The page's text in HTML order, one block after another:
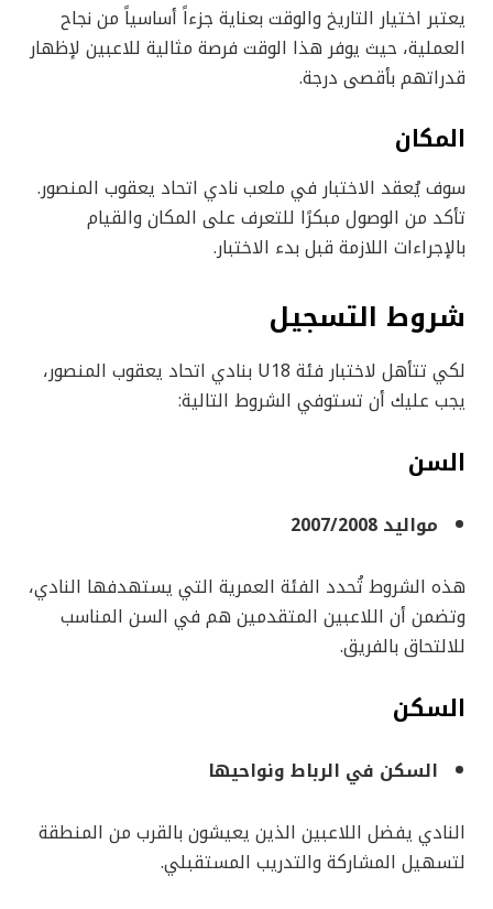
يعتبر اختيار التاريخ والوقت بعناية جزءاً أساسياً من نجاح
العملية، حيث يوفر هذا الوقت فرصة مثالية للاعبين لإظهار
قدراتهم بأقصى درجة.
المكان
سوف يُعقد الاختبار في ملعب نادي اتحاد يعقوب المنصور.
تأكد من الوصول مبكرًا للتعرف على المكان والقيام
بالإجراءات اللازمة قبل بدء الاختبار.
شروط التسجيل
لكي تتأهل لاختبار فئة U18 بنادي اتحاد يعقوب المنصور،
يجب عليك أن تستوفي الشروط التالية:
السن
مواليد 2007/2008
هذه الشروط تُحدد الفئة العمرية التي يستهدفها النادي،
وتضمن أن اللاعبين المتقدمين هم في السن المناسب
للالتحاق بالفريق.
السكن
السكن في الرباط ونواحيها
النادي يفضل اللاعبين الذين يعيشون بالقرب من المنطقة
لتسهيل المشاركة والتدريب المستقبلي.